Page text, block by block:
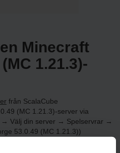
Minecraft
1.21.3)-
från ScalaCube
(MC 1.21.3)-server via
→ Välj din server → Spelservrar →
53.0.49 (MC 1.21.3))